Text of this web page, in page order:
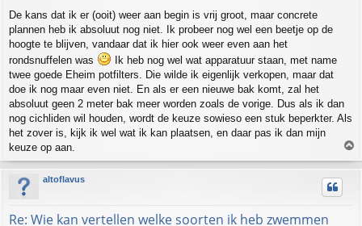
De kans dat ik er (ooit) weer aan begin is vrij groot, maar concrete
plannen heb ik absoluut nog niet. Ik probeer nog wel een beetje op de
hoogte te blijven, vandaar dat ik hier ook weer even aan het
rondsnuffelen was
Ik heb nog wel wat apparatuur staan, met name
twee goede Eheim potfilters. Die wilde ik eigenlijk verkopen, maar dat
doe ik nog maar even niet. En als er een nieuwe bak komt, zal het
absoluut geen 2 meter bak meer worden zoals de vorige. Dus als ik dan
nog cichliden wil houden, wordt de keuze sowieso een stuk beperkter. Als
het zover is, kijk ik wel wat ik kan plaatsen, en daar pas ik dan mijn
keuze op aan.
h
altoflavus
Re: Wie kan vertellen welke soorten ik heb zwemmen